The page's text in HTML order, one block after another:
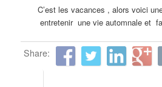
C’est les vacances , alors voici
entretenir une vie automnale et
Share: